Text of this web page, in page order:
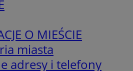
O MIEŚCIE
miasta
adresy i telefony